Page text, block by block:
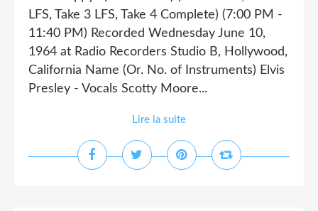
LFS, Take 3 LFS, Take 4 Complete) (7:00 PM -
11:40 PM) Recorded Wednesday June 10,
1964 at Radio Recorders Studio B, Hollywood,
California Name (Or. No. of Instruments) Elvis
Presley - Vocals Scotty Moore...
Lire la suite